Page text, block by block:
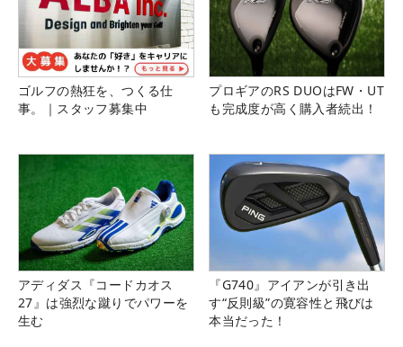
ゴルフの熱狂を、つくる仕
事。｜スタッフ募集中
プロギアのRS DUOはFW・UT
も完成度が高く購入者続出！
アディダス『コードカオス
27』は強烈な蹴りでパワーを
生む
『G740』アイアンが引き出
す“反則級”の寛容性と飛びは
本当だった！